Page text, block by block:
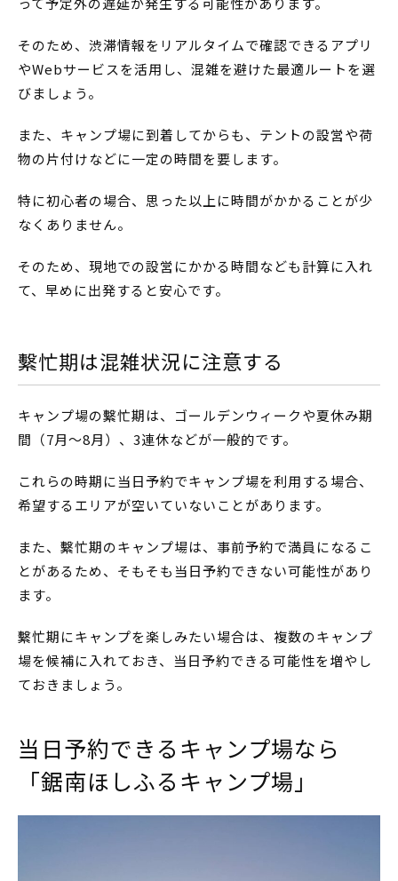
そのため、渋滞情報をリアルタイムで確認できるアプリ
やWebサービスを活用し、混雑を避けた最適ルートを選
びましょう。
また、キャンプ場に到着してからも、テントの設営や荷
物の片付けなどに一定の時間を要します。
特に初心者の場合、思った以上に時間がかかることが少
なくありません。
そのため、現地での設営にかかる時間なども計算に入れ
て、早めに出発すると安心です。
繫忙期は混雑状況に注意する
キャンプ場の繫忙期は、ゴールデンウィークや夏休み期
間（7月～8月）、3連休などが一般的です。
これらの時期に当日予約でキャンプ場を利用する場合、
希望するエリアが空いていないことがあります。
また、繫忙期のキャンプ場は、事前予約で満員になるこ
とがあるため、そもそも当日予約できない可能性があり
ます。
繫忙期にキャンプを楽しみたい場合は、複数のキャンプ
場を候補に入れておき、当日予約できる可能性を増やし
ておきましょう。
当日予約できるキャンプ場なら
「鋸南ほしふるキャンプ場」